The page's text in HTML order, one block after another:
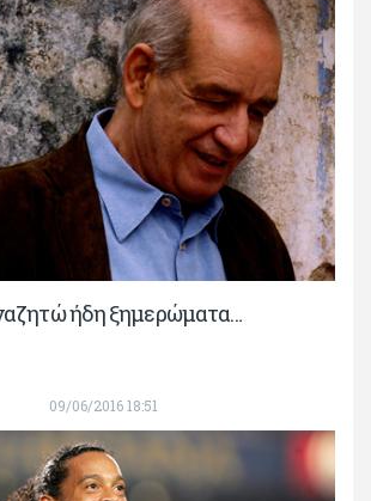
ήδη ξημερώματα…
09/06/2016 18:51